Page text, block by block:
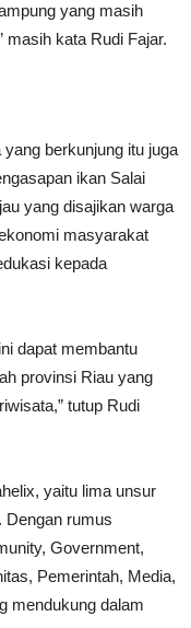
yang masih
masih kata Rudi Fajar.
berkunjung itu juga
ikan Salai
yang disajikan warga
masyarakat
kepada
dapat membantu
provinsi Riau yang
tutup Rudi
yaitu lima unsur
Dengan rumus
Government,
Pemerintah, Media,
mendukung dalam